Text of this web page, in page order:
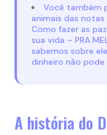
Você também
animais das
Como fazer as
sua vida – PRA
sabemos sobre
dinheiro não
A história do